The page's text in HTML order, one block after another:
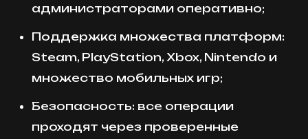
администраторами оперативно;
Поддержка множества платформ:
Steam, PlayStation, Xbox, Nintendo и
множество мобильных игр;
Безопасность: все операции
проходят через проверенные